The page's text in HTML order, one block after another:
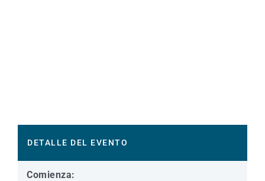
DETALLE DEL EVENTO
Comienza: